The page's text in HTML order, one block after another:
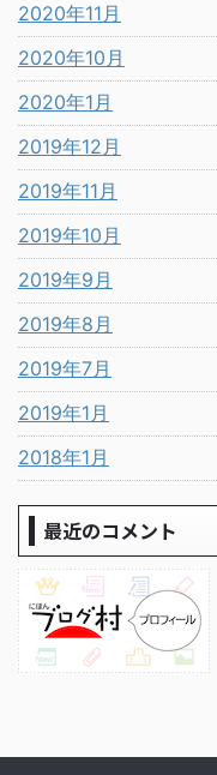
2020年11月
2020年10月
2020年1月
2019年12月
2019年11月
2019年10月
2019年9月
2019年8月
2019年7月
2019年1月
2018年1月
最近のコメント